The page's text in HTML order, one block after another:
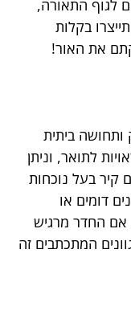
לגוף התאורה,
בקלות
את האור!
ביתית
לתואר, וניתן
קיר בעל נוכחות
דומים או
אם החדר מרגיש
המתכתבים זה